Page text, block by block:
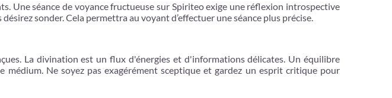
Une séance de voyance fructueuse sur Spiriteo exige une réflexion introspective
sonder. Cela permettra au voyant d’effectuer une séance plus précise.
La divination est un flux d'énergies et d'informations délicates. Un équilibre
Ne soyez pas exagérément sceptique et gardez un esprit critique pour